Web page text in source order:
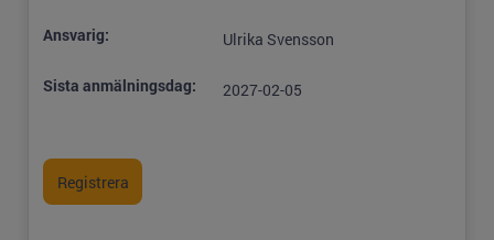
Ansvarig: Ulrika Svensson
Sista anmälningsdag: 2027-02-05